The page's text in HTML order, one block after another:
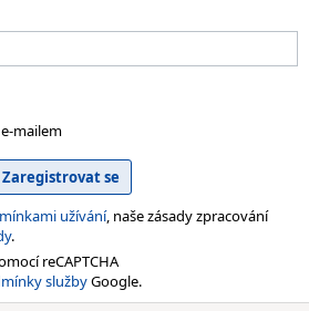
mailem
užívání, naše zásady zpracování
.
reCAPTCHA
službyGoogle.